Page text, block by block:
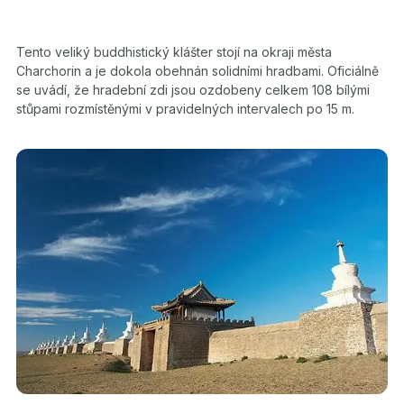
Tento veliký buddhistický klášter stojí na okraji města
Charchorin a je dokola obehnán solidními hradbami. Oficiálně
se uvádí, že hradební zdi jsou ozdobeny celkem 108 bílými
stůpami rozmístěnými v pravidelných intervalech po 15 m.